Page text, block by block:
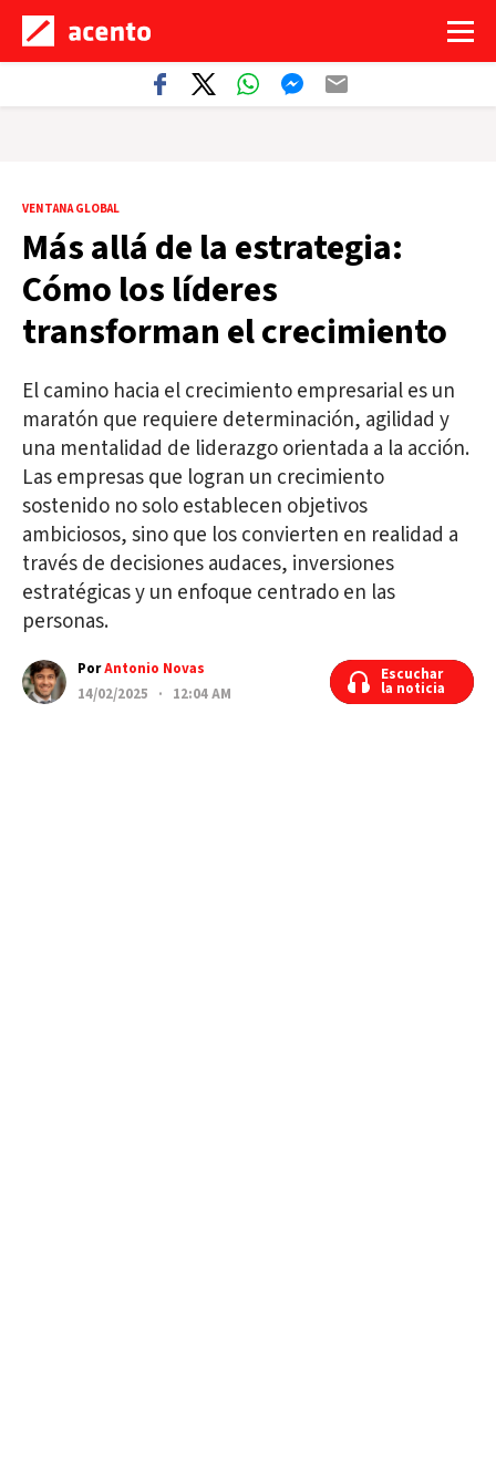
VENTANA GLOBAL
Más allá de la estrategia:
Cómo los líderes
transforman el crecimiento
El camino hacia el crecimiento empresarial es un
maratón que requiere determinación, agilidad y
una mentalidad de liderazgo orientada a la acción.
Las empresas que logran un crecimiento
sostenido no solo establecen objetivos
ambiciosos, sino que los convierten en realidad a
través de decisiones audaces, inversiones
estratégicas y un enfoque centrado en las
personas.
PorAntonio Novas
14/02/2025 · 12:04 AM
Escuchar
la noticia
Escuchar
la noticia